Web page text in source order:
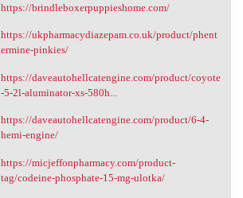
https://brindleboxerpuppieshome.com/
https://ukpharmacydiazepam.co.uk/product/phent
ermine-pinkies/
https://daveautohellcatengine.com/product/coyote
-5-2l-aluminator-xs-580h...
https://daveautohellcatengine.com/product/6-4-
hemi-engine/
https://micjeffonpharmacy.com/product-
tag/codeine-phosphate-15-mg-ulotka/